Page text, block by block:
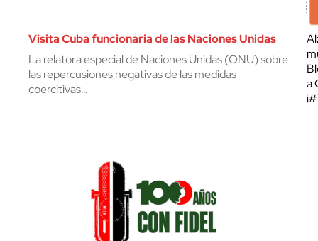
Visita Cuba funcionaria de las Naciones Unidas
La relatora especial de Naciones Unidas (ONU) sobre
las repercusiones negativas de las medidas
coercitivas…
a